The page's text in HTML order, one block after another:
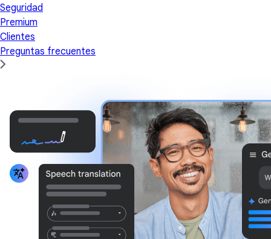
Seguridad
Premium
Clientes
Preguntas frecuentes